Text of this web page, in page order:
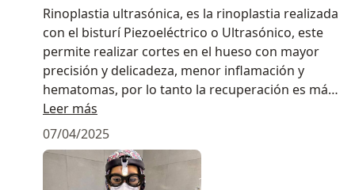
Rinoplastia ultrasónica, es la rinoplastia realizada
con el bisturí Piezoeléctrico o Ultrasónico, este
permite realizar cortes en el hueso con mayor
precisión y delicadeza, menor inflamación y
hematomas, por lo tanto la recuperación es más
rápida. Lo uso en mis cirugías.
Leer más
07/04/2025